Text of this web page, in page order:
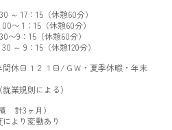
～ 17：15（休憩60分）
〜 1：15（休憩60分）
9：15（休憩60分）
～ 9：15（休憩120分）
間休日１２１日/ＧＷ・夏季休暇・年末
業規則による）
計3ヶ月）
より変動あり